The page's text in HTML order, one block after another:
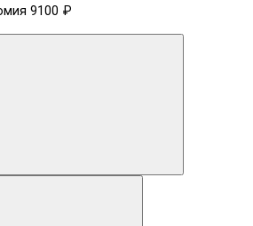
9100 ₽